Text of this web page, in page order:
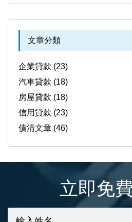
文章分類
企業貸款 (23)
汽車貸款 (18)
房屋貸款 (18)
信用貸款 (23)
債清文章 (46)
立即免